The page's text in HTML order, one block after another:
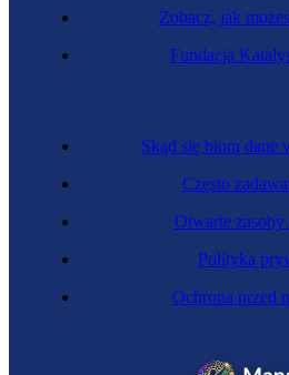
Skąd się biorą dane
Często
Otwarte zasoby
Polityka
Ochrona przed
Zobacz, jak
Fundacja